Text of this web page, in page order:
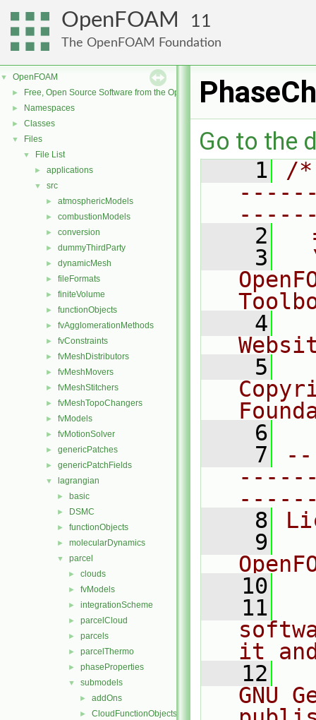
OpenFOAM 11
The OpenFOAM Foundation
▼ OpenFOAM
► Free, Open Source Software from the OpenFOAM Foundation
► Namespaces
► Classes
▼ Files
▼ File List
► applications
▼ src
► atmosphericModels
► combustionModels
► conversion
► dummyThirdParty
► dynamicMesh
► fileFormats
► finiteVolume
► functionObjects
► fvAgglomerationMethods
► fvConstraints
► fvMeshDistributors
► fvMeshMovers
► fvMeshStitchers
► fvMeshTopoChangers
► fvModels
► fvMotionSolver
► genericPatches
► genericPatchFields
▼ lagrangian
► basic
► DSMC
► functionObjects
► molecularDynamics
▼ parcel
► clouds
► fvModels
► integrationScheme
► parcelCloud
► parcels
► parcelThermo
► phaseProperties
▼ submodels
► addOns
► CloudFunctionObjects
Go to the
    1
/
    2
    3
    4
    5
    6
    7
    8
    9
   10
   11
it
   12
GNU